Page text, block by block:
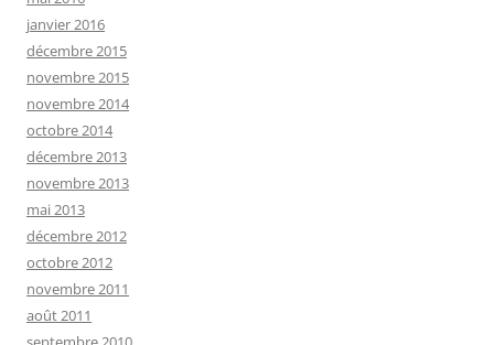
janvier 2016
décembre 2015
novembre 2015
novembre 2014
octobre 2014
décembre 2013
novembre 2013
mai 2013
décembre 2012
octobre 2012
novembre 2011
août 2011